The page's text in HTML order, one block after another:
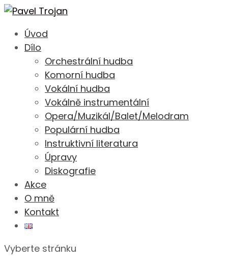
Úvod
Dílo
Orchestrální hudba
Komorní hudba
Vokální hudba
Vokálně instrumentální
Opera/Muzikál/Balet/Melodram
Populární hudba
Instruktivní literatura
Úpravy
Diskografie
Akce
O mně
Kontakt
Vyberte stránku